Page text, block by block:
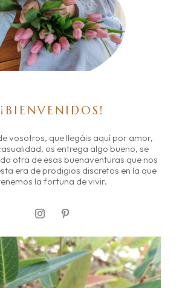
¡BIENVENIDOS!
vosotros, que llegáis aquí por amor,
os entrega algo bueno, se
otra de esas buenaventuras que nos
era de prodigios discretos en la que
la fortuna de vivir.